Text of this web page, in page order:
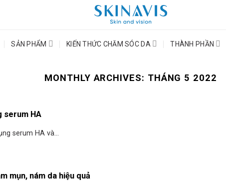
SẢN PHẨM KIẾN THỨC CHĂM SÓC DA THÀNH PHẦN
MONTHLY ARCHIVES: THÁNG 5 2022
serum HA
serum HA và...
mụn, nám da hiệu quả